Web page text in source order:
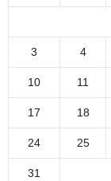
3 4
10 11
17 18
24 25
31